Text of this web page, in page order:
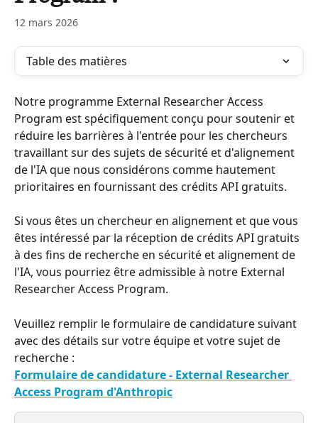
12 mars 2026
Table des matières
Notre programme External Researcher Access
Program est spécifiquement conçu pour soutenir et
réduire les barrières à l'entrée pour les chercheurs
travaillant sur des sujets de sécurité et d'alignement
de l'IA que nous considérons comme hautement
prioritaires en fournissant des crédits API gratuits.
Si vous êtes un chercheur en alignement et que vous
êtes intéressé par la réception de crédits API gratuits
à des fins de recherche en sécurité et alignement de
l'IA, vous pourriez être admissible à notre External
Researcher Access Program.
Veuillez remplir le formulaire de candidature suivant
avec des détails sur votre équipe et votre sujet de
recherche :
Formulaire de candidature - External Researcher
Access Program d'Anthropic